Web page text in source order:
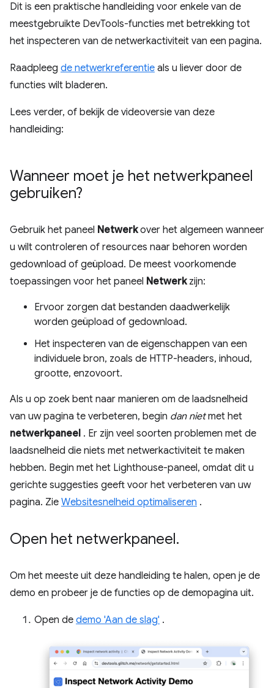
Dit is een praktische handleiding voor enkele van de
meestgebruikte DevTools-functies met betrekking tot
het inspecteren van de netwerkactiviteit van een pagina.
Raadpleeg de netwerkreferentie als u liever door de
functies wilt bladeren.
Lees verder, of bekijk de videoversie van deze
handleiding:
Wanneer moet je het netwerkpaneel
gebruiken?
Gebruik het paneel Netwerkover het algemeen wanneer
u wilt controleren of resources naar behoren worden
gedownload of geüpload. De meest voorkomende
toepassingen voor het paneel Netwerkzijn:
Ervoor zorgen dat bestanden daadwerkelijk
worden geüpload of gedownload.
Het inspecteren van de eigenschappen van een
individuele bron, zoals de HTTP-headers, inhoud,
grootte, enzovoort.
Als u op zoek bent naar manieren om de laadsnelheid
van uw pagina te verbeteren, begin dan nietmet het
netwerkpaneel . Er zijn veel soorten problemen met de
laadsnelheid die niets met netwerkactiviteit te maken
hebben. Begin met het Lighthouse-paneel, omdat dit u
gerichte suggesties geeft voor het verbeteren van uw
pagina. Zie Websitesnelheid optimaliseren .
Open het netwerkpaneel.
Om het meeste uit deze handleiding te halen, open je de
demo en probeer je de functies op de demopagina uit.
Open de demo 'Aan de slag' .